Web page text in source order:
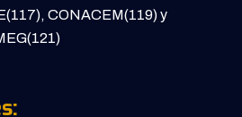
CONACEM(119) y